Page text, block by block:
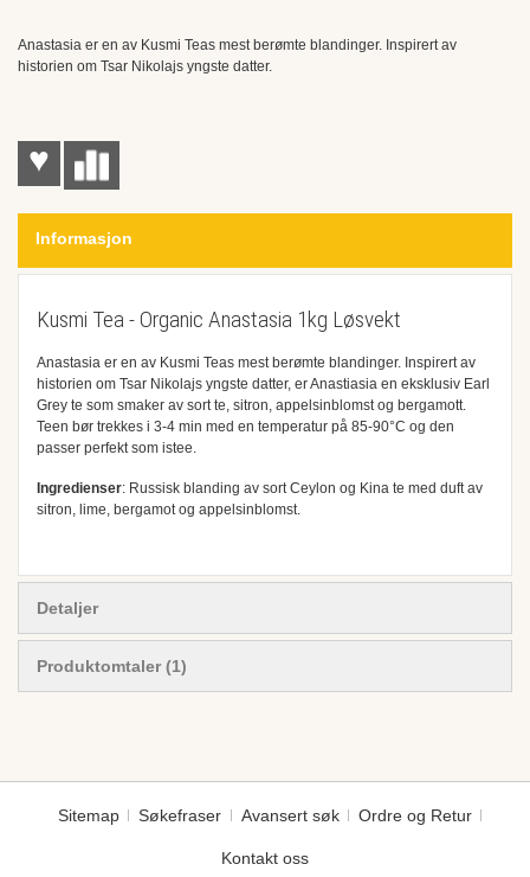
Anastasia er en av Kusmi Teas mest berømte blandinger. Inspirert av
historien om Tsar Nikolajs yngste datter.
♥
Informasjon
Kusmi Tea - Organic Anastasia 1kg Løsvekt
Anastasia er en av Kusmi Teas mest berømte blandinger. Inspirert av
historien om Tsar Nikolajs yngste datter, er Anastiasia en eksklusiv Earl
Grey te som smaker av sort te, sitron, appelsinblomst og bergamott.
Teen bør trekkes i 3-4 min med en temperatur på 85-90°C og den
passer perfekt som istee.
Ingredienser: Russisk blanding av sort Ceylon og Kina te med duft av
sitron, lime, bergamot og appelsinblomst.
Detaljer
Produktomtaler 1
Sitemap Søkefraser Avansert søk Ordre og Retur
Kontakt oss